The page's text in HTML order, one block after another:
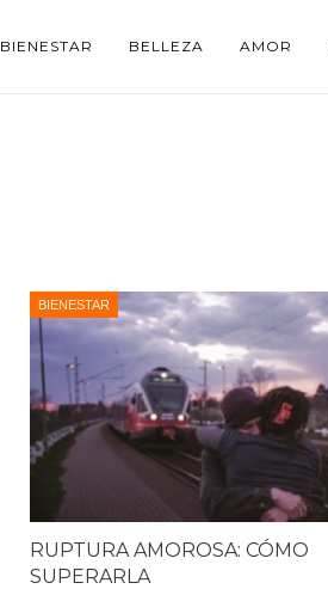
BIENESTAR BELLEZA AMOR
BIENESTAR
RUPTURA AMOROSA: CÓMO
SUPERARLA